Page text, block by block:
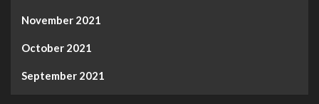
November 2021
October 2021
September 2021